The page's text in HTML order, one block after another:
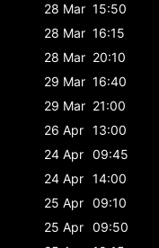
28 Mar 15:50
28 Mar 16:15
28 Mar 20:10
29 Mar 16:40
29 Mar 21:00
26 Apr 13:00
24 Apr 09:45
24 Apr 14:00
25 Apr 09:10
25 Apr 09:50